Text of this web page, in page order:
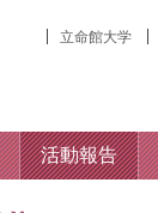
立命館大学
活動報告